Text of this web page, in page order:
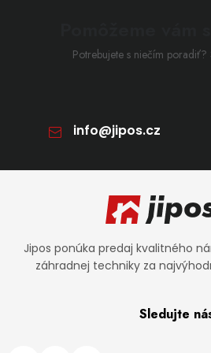
Potrebujete s niečím poradiť?
info@jipos.cz
Zápätie
Jipos ponúka predaj kvalitného
záhradnej techniky za
Sledujte